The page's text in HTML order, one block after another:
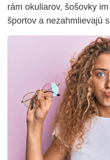
rám okuliarov, šošovky im
športov a nezahmlievajú